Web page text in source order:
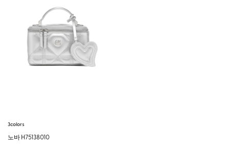
3colors
노바 H75138010